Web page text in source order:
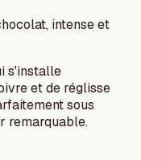
intense et
s'installe
et de réglisse
sous
remarquable.